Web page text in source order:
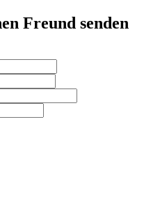
Freund senden